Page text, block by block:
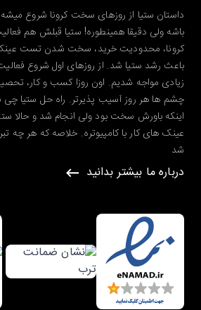
داستان ستیا از روزهای سخت کرونا شروع
باشه ولی دقیقا همینطوره! ستیا قبلش هم
کرونا، محدودیت خرید، سخت شدن تست
باعث رشد ستیا شد. از روزهای اول شروع فعالیت
زیادی مواجه شدیم. اون روزا کسب و کار،
چشم ها هر روز آسیب پذیرتر. راه حل ستیا چی
اینکه باورش سخت بود ولی انجام شد و حالا
عینک های کار با کامپیوتره. خلاصه که هر چه
شد
درباره ما بیشتر بدانید